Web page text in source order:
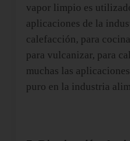
vapor limpio es
aplicaciones de la
calefacción, para
para vulcanizar, para
muchas las
puro en la industria